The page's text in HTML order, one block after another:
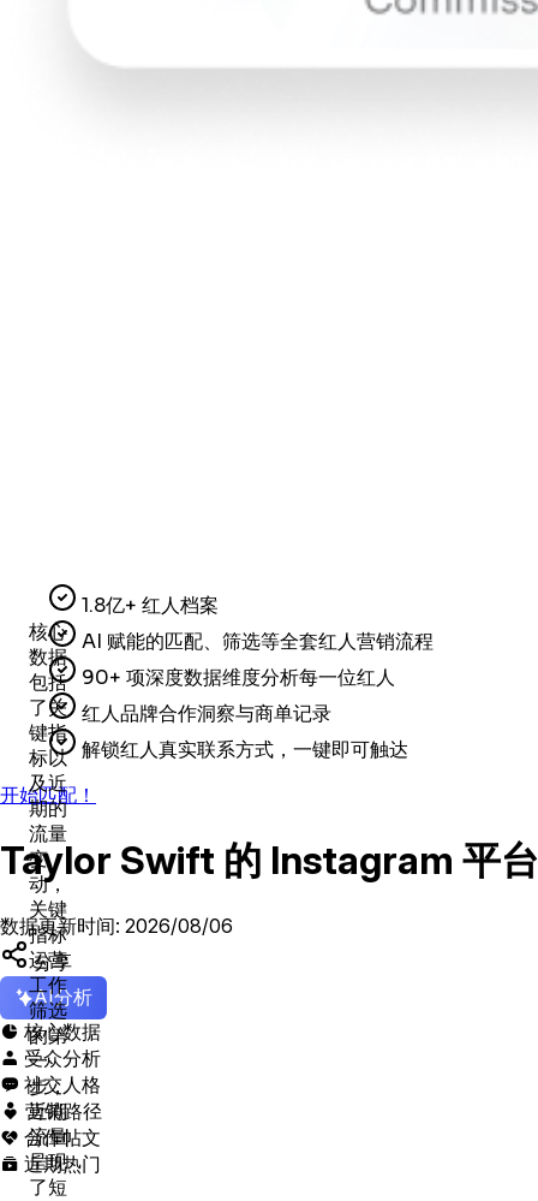
1.8亿+ 红人档案
AI 赋能的匹配、筛选等全套红人营销流程
90+ 项深度数据维度分析每一位红人
红人品牌合作洞察与商单记录
解锁红人真实联系方式，一键即可触达
开始匹配！
Taylor Swift 的 Instagram 平
数据更新时间: 2026/08/06
分享
AI分析
 核心数据
 受众分析
 社交人格
 营销路径
 合作帖文
 近期热门
核心
数据
包括
了关
键指
标以
及近
期的
流量
变
动，
关键
指标
运营
工作
筛选
的第
一
步，
近期
流量
呈现
了短